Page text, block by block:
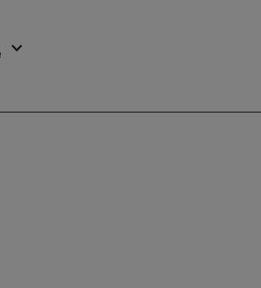
keyboard_arrow_down